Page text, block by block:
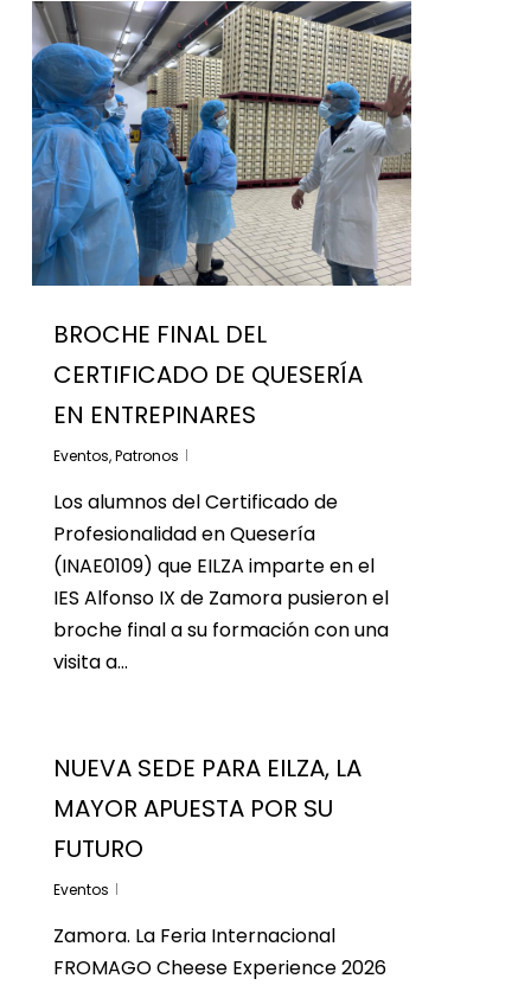
BROCHE FINAL DEL
CERTIFICADO DE QUESERÍA
EN ENTREPINARES
Eventos,Patronos
Los alumnos del Certificado de
Profesionalidad en Quesería
(INAE0109) que EILZA imparte en el
IES Alfonso IX de Zamora pusieron el
broche final a su formación con una
visita a…
NUEVA SEDE PARA EILZA, LA
MAYOR APUESTA POR SU
FUTURO
Eventos
Zamora. La Feria Internacional
FROMAGO Cheese Experience 2026